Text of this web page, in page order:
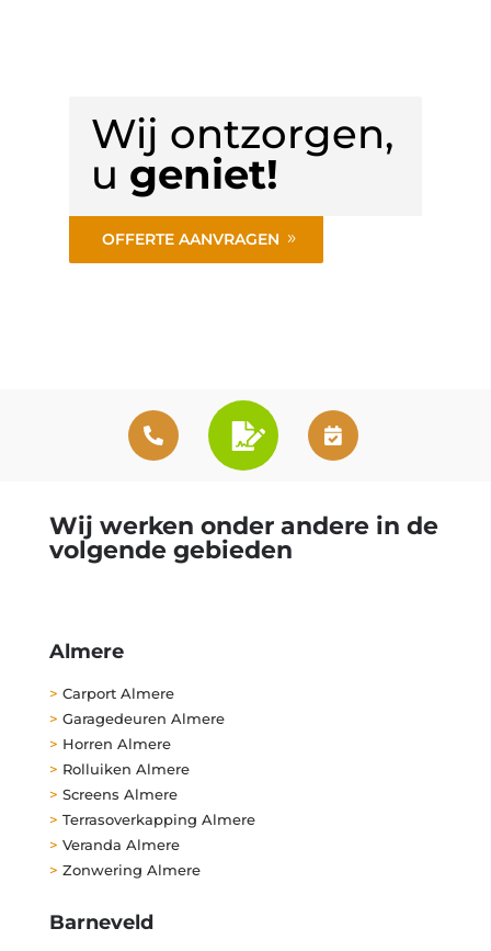
Wij ontzorgen,
u geniet!
OFFERTE AANVRAGEN
Wij werken onder andere in de
volgende gebieden
Almere
> Carport Almere
> Garagedeuren Almere
> Horren Almere
> Rolluiken Almere
> Screens Almere
> Terrasoverkapping Almere
> Veranda Almere
> Zonwering Almere
Barneveld